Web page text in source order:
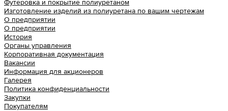
Футеровка и покрытие полиуретаном
Изготовление изделий из полиуретана по вашим чертежам
О предприятии
О предприятии
История
Органы управления
Корпоративная документация
Вакансии
Информация для акционеров
Галерея
Политика конфиденциальности
Закупки
Покупателям